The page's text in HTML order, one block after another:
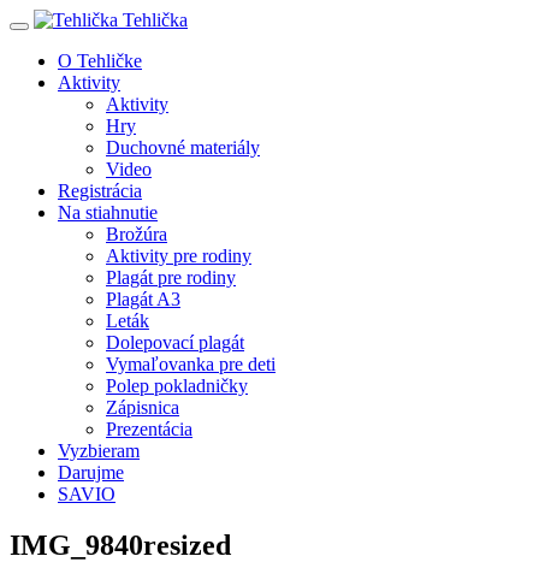
Tehlička
O Tehličke
Aktivity
Aktivity
Hry
Duchovné materiály
Video
Registrácia
Na stiahnutie
Brožúra
Aktivity pre rodiny
Plagát pre rodiny
Plagát A3
Leták
Dolepovací plagát
Vymaľovanka pre deti
Polep pokladničky
Zápisnica
Prezentácia
Vyzbieram
Darujme
SAVIO
IMG_9840resized